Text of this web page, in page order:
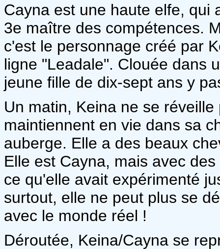
Cayna est une haute elfe, qui
3e maître des compétences.
c'est le personnage créé par
ligne "Leadale". Clouée dans
jeune fille de dix-sept ans y
Un matin, Keina ne se
maintiennent en vie dans sa
auberge. Elle a des beaux
Elle est Cayna, mais avec
ce qu'elle avait expérimenté
surtout, elle ne peut plus se
avec le monde réel !
Déroutée, Keina/Cayna se